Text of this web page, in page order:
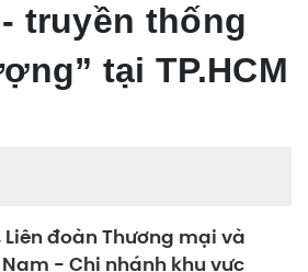
truyền thống
tại TP.HCM
Liên đoàn Thương mại và
- Chi nhánh khu vực